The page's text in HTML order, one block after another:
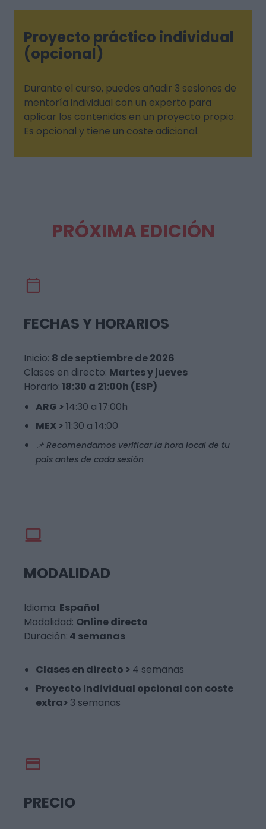
Proyecto práctico individual
(opcional)
Durante el curso, puedes añadir 3 sesiones de
mentoría individual con un experto para
aplicar los contenidos en un proyecto propio.
Es opcional y tiene un coste adicional.
PRÓXIMA EDICIÓN
FECHAS Y HORARIOS
Inicio: 8 de septiembre de 2026
Clases en directo: Martes y jueves
Horario:18:30 a 21:00h (ESP)
ARG >14:30 a 17:00h
MEX >11:30 a 14:00
📌 Recomendamos verificar la hora local de tu
país antes de cada sesión
MODALIDAD
Idioma: Español
Modalidad: Online directo
Duración: 4 semanas
Clases en directo > 4 semanas
Proyecto Individual opcional con coste
extra> 3 semanas
PRECIO